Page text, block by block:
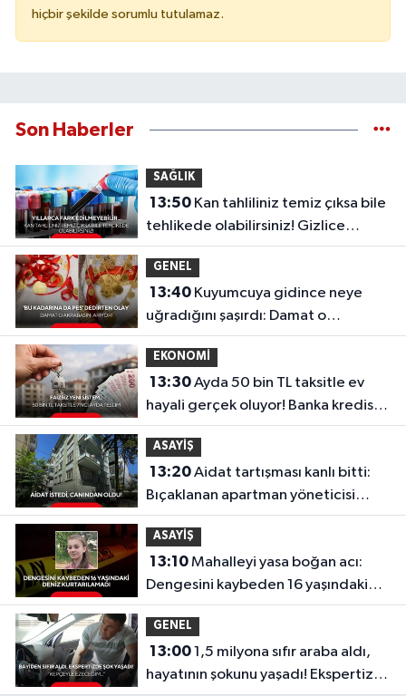
hiçbir şekilde sorumlu tutulamaz.
Son Haberler
SAĞLIK
13:50Kan tahliliniz temiz çıksa bile
tehlikede olabilirsiniz! Gizlice
ilerleyen o sinsi tehlike...
GENEL
13:40Kuyumcuya gidince neye
uğradığını şaşırdı: Damat o
akrabasını arıyor!
EKONOMİ
13:30Ayda 50 bin TL taksitle ev
hayali gerçek oluyor! Banka kredisiz,
faizsiz yeni sistem...
ASAYİŞ
13:20Aidat tartışması kanlı bitti:
Bıçaklanan apartman yöneticisi
hayatını kaybetti!
ASAYİŞ
13:10Mahalleyi yasa boğan acı:
Dengesini kaybeden 16 yaşındaki
Deniz kurtarılamadı
GENEL
13:001,5 milyona sıfır araba aldı,
hayatının şokunu yaşadı! Ekspertize